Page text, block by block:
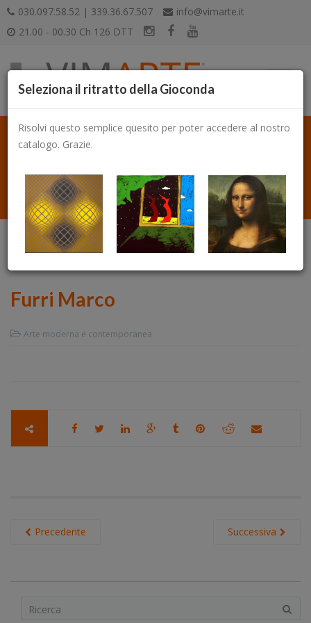
030.097.58.52 | 339.36.67.507
info@vimarte.it
21.00 - 00.30 Ch 126 DTT
Furri Marco
Arte moderna e contemporanea
Successiva
Precedente
Seleziona il ritratto della Gioconda
Risolvi questo semplice quesito per poter accedere al nostro
catalogo. Grazie.